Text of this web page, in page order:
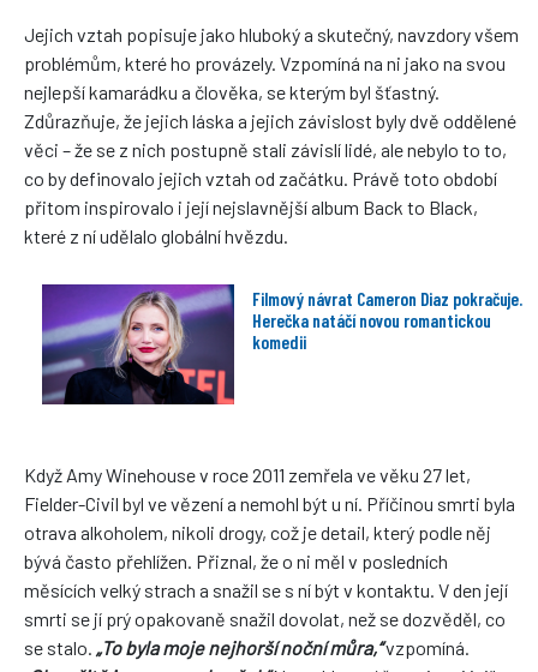
Jejich vztah popisuje jako hluboký a skutečný, navzdory všem
problémům, které ho provázely. Vzpomíná na ni jako na svou
nejlepší kamarádku a člověka, se kterým byl šťastný.
Zdůrazňuje, že jejich láska a jejich závislost byly dvě oddělené
věci – že se z nich postupně stali závislí lidé, ale nebylo to to,
co by definovalo jejich vztah od začátku. Právě toto období
přitom inspirovalo i její nejslavnější album Back to Black,
které z ní udělalo globální hvězdu.
Filmový návrat Cameron Diaz pokračuje.
Herečka natáčí novou romantickou
komedii
Když Amy Winehouse v roce 2011 zemřela ve věku 27 let,
Fielder-Civil byl ve vězení a nemohl být u ní. Příčinou smrti byla
otrava alkoholem, nikoli drogy, což je detail, který podle něj
bývá často přehlížen. Přiznal, že o ni měl v posledních
měsících velký strach a snažil se s ní být v kontaktu. V den její
smrti se jí prý opakovaně snažil dovolat, než se dozvěděl, co
se stalo. „To byla moje nejhorší noční můra,“vzpomíná.